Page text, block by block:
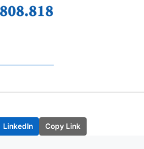
LinkedIn Copy Link